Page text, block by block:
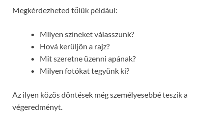
Megkérdezheted tőlük például:
Milyen színeket válasszunk?
Hová kerüljön a rajz?
Mit szeretne üzenni apának?
Milyen fotókat tegyünk ki?
Az ilyen közös döntések még személyesebbé teszik a
végeredményt.